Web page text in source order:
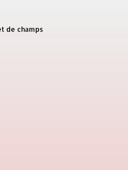
de champs